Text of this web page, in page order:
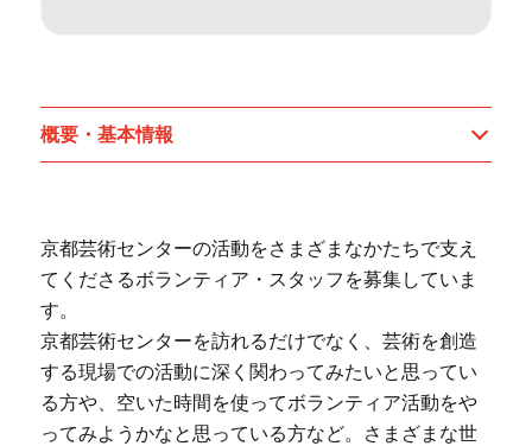
概要・基本情報
京都芸術センターの活動をさまざまなかたちで支え
てくださるボランティア・スタッフを募集していま
す。
京都芸術センターを訪れるだけでなく、芸術を創造
する現場での活動に深く関わってみたいと思ってい
る方や、空いた時間を使ってボランティア活動をや
ってみようかなと思っている方など。さまざまな世